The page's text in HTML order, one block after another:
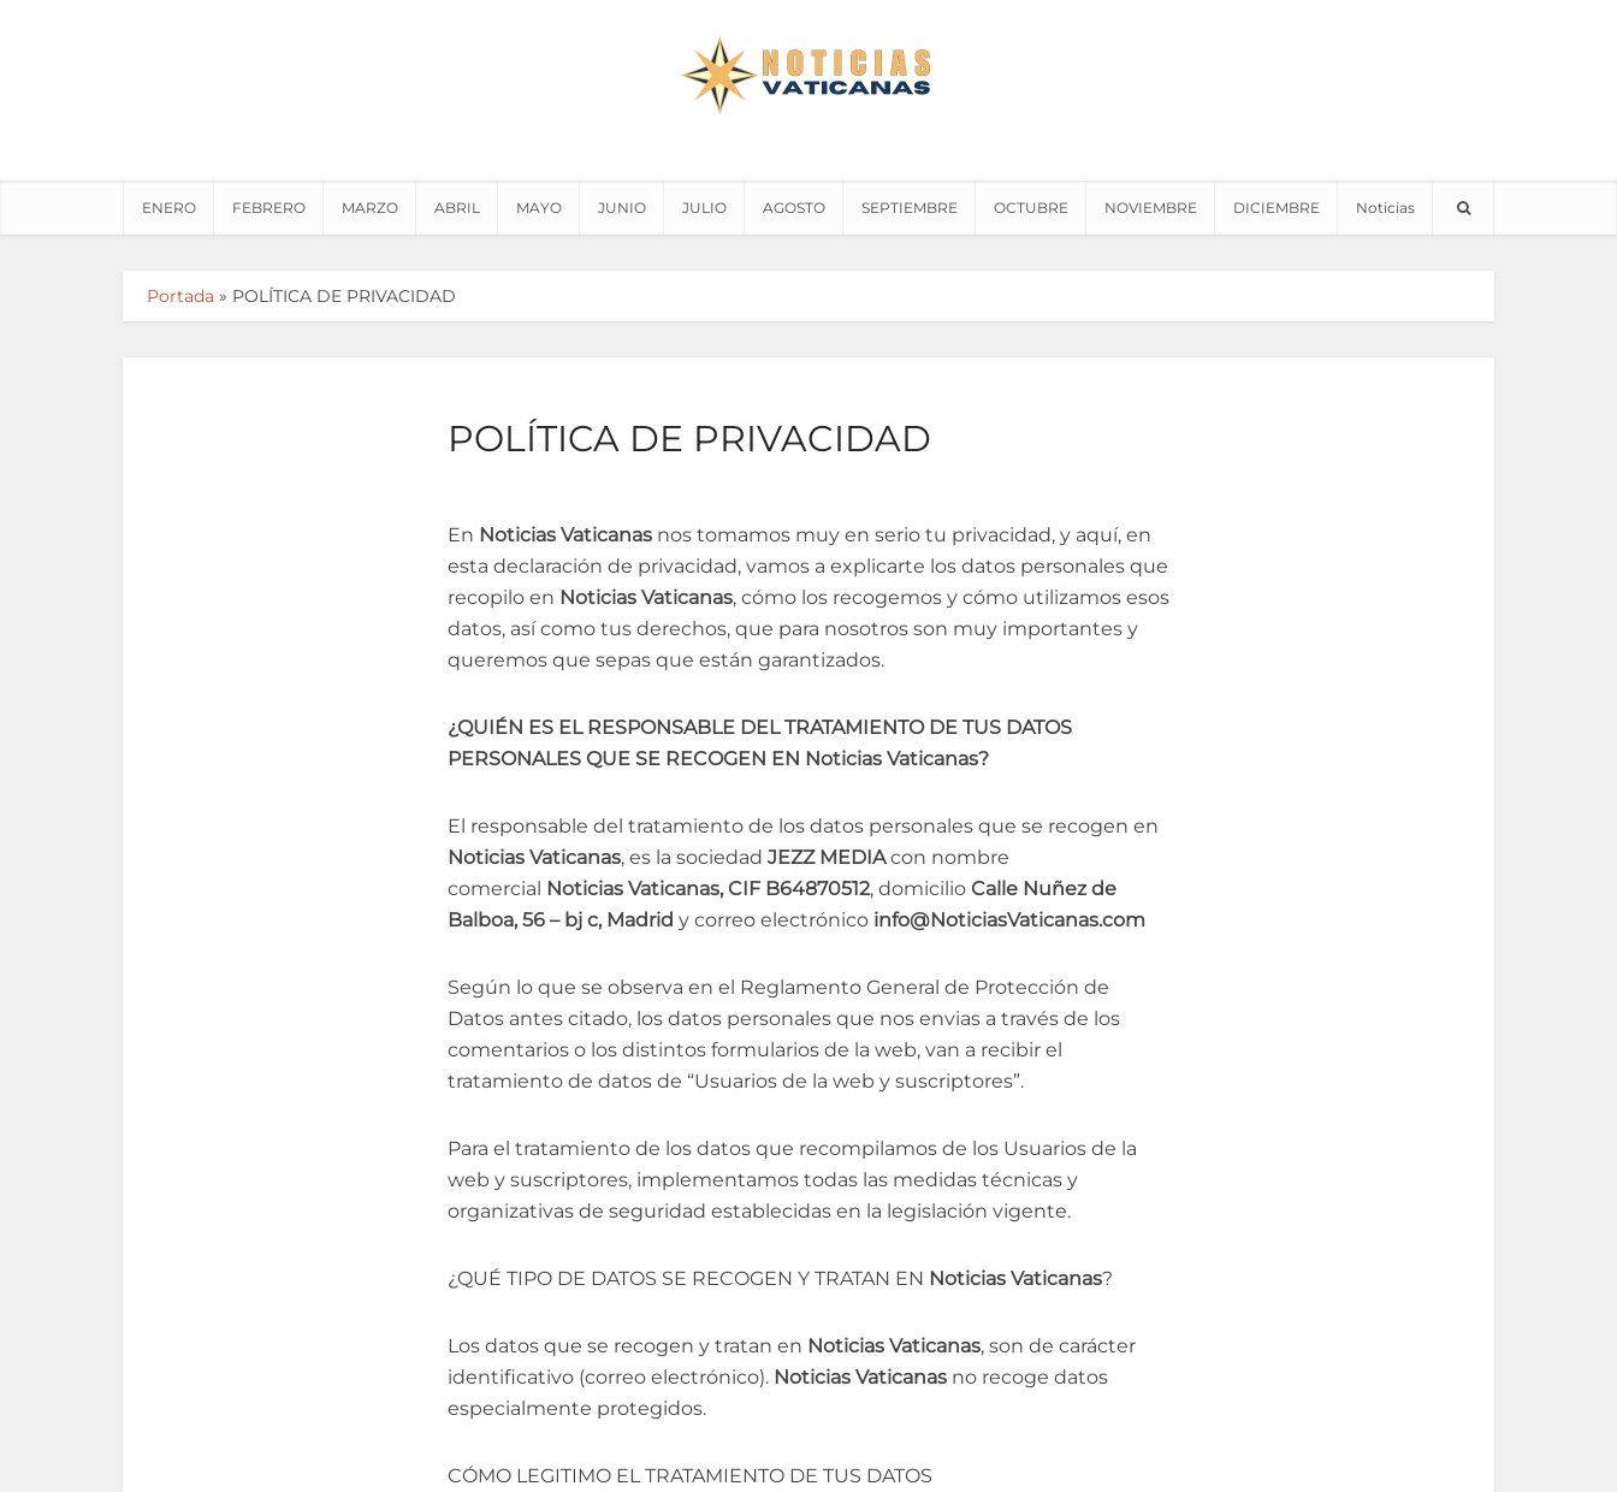
ENERO FEBRERO MARZO ABRIL MAYO JUNIO JULIO AGOSTO SEPTIEMBRE OCTUBRE NOVIEMBRE DICIEMBRE Noticias
Portada » POLÍTICA DE PRIVACIDAD
POLÍTICA DE PRIVACIDAD
En Noticias Vaticanas nos tomamos muy en serio tu privacidad, y aquí, en
esta declaración de privacidad, vamos a explicarte los datos personales que
recopilo en Noticias Vaticanas, cómo los recogemos y cómo utilizamos esos
datos, así como tus derechos, que para nosotros son muy importantes y
queremos que sepas que están garantizados.
¿QUIÉN ES EL RESPONSABLE DEL TRATAMIENTO DE TUS DATOS
PERSONALES QUE SE RECOGEN EN Noticias Vaticanas?
El responsable del tratamiento de los datos personales que se recogen en
Noticias Vaticanas, es la sociedad JEZZ MEDIAcon nombre
comercial Noticias Vaticanas, CIF B64870512, domicilio Calle Nuñez de
Balboa, 56 – bj c, Madrid y correo electrónico info@NoticiasVaticanas.com
Según lo que se observa en el Reglamento General de Protección de
Datos antes citado, los datos personales que nos envias a través de los
comentarios o los distintos formularios de la web, van a recibir el
tratamiento de datos de “Usuarios de la web y suscriptores”.
Para el tratamiento de los datos que recompilamos de los Usuarios de la
web y suscriptores, implementamos todas las medidas técnicas y
organizativas de seguridad establecidas en la legislación vigente.
¿QUÉ TIPO DE DATOS SE RECOGEN Y TRATAN EN Noticias Vaticanas?
Los datos que se recogen y tratan en Noticias Vaticanas, son de carácter
identificativo (correo electrónico). Noticias Vaticanas no recoge datos
especialmente protegidos.
CÓMO LEGITIMO EL TRATAMIENTO DE TUS DATOS